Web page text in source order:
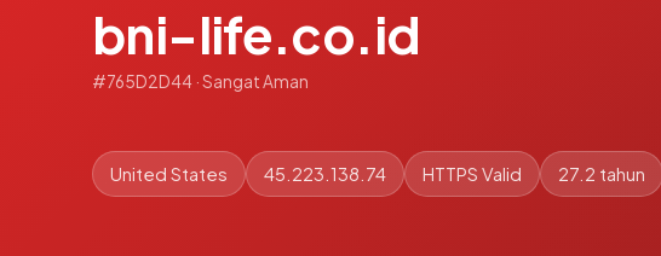
bni-life.co.id
#765D2D44 · Sangat Aman
United States 45.223.138.74 HTTPS Valid 27.2 tahun